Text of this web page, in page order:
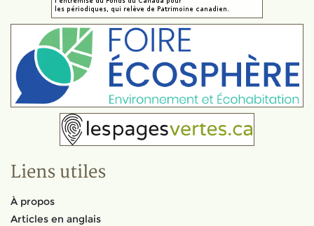
Liens utiles
À propos
Articles en anglais